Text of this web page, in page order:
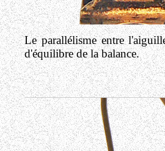
Le parallélisme entre
d'équilibre de la balance.